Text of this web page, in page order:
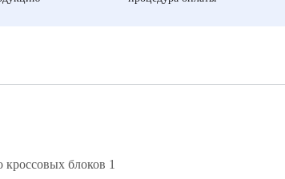
кроссовых блоков 1